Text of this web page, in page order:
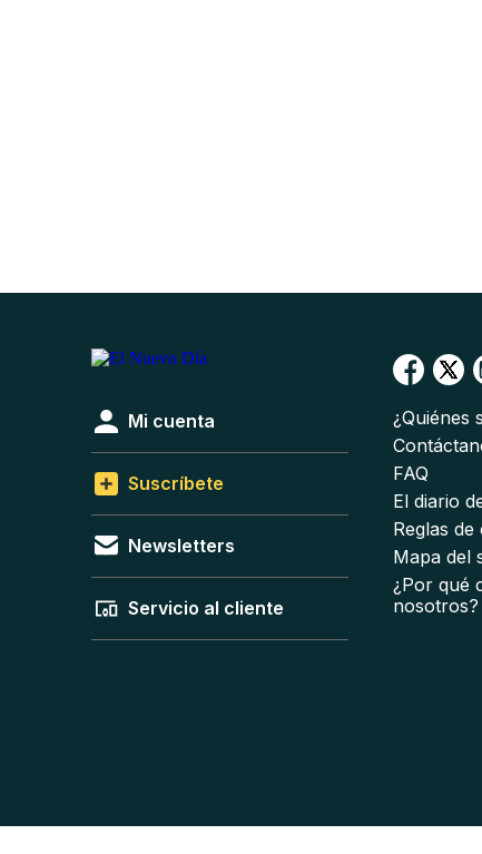
Mi cuenta
Suscríbete
Newsletters
Servicio al cliente
¿Quiénes
FAQ
El diario
Reglas
Mapa del
¿Por qué
nosotros?